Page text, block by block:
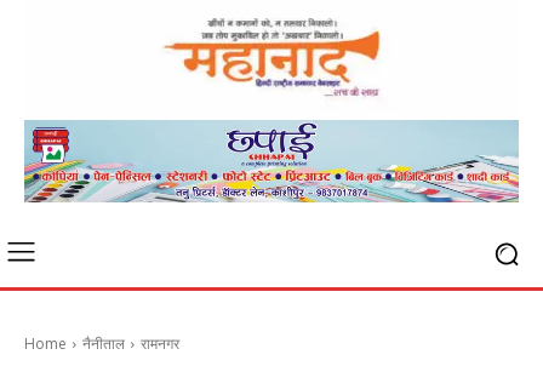
Home नैनीताल रामनगर